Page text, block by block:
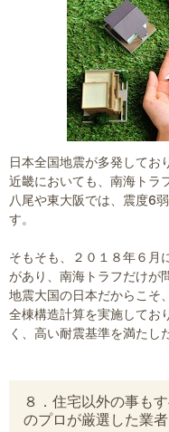
日本全国地震が多発してお
近畿においても、南海トラ
八尾や東大阪では、震度6
す。
そもそも、２０１８年６月
があり、南海トラフだけが
地震大国の日本だからこそ
全棟構造計算を実施してお
く、高い耐震基準を満たし
８．住宅以外の事も
のプロが厳選した業